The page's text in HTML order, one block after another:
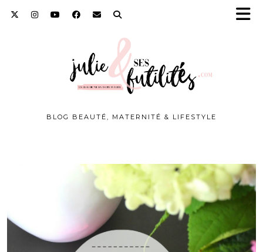
BLOG BEAUTÉ, MATERNITÉ & LIFESTYLE